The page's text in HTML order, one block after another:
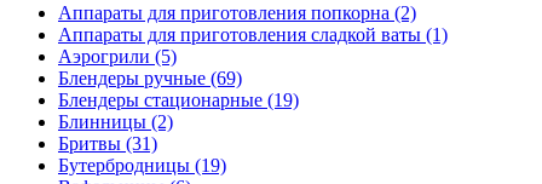
Аппараты для приготовления попкорна (2)
Аппараты для приготовления сладкой ваты (1)
Аэрогрили (5)
Блендеры ручные (69)
Блендеры стационарные (19)
Блинницы (2)
Бритвы (31)
Бутербродницы (19)